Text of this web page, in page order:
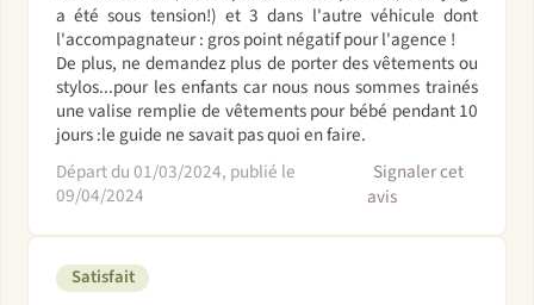
a été sous tension!) et 3 dans l'autre véhicule dont
l'accompagnateur : gros point négatif pour l'agence !
De plus, ne demandez plus de porter des vêtements ou
stylos...pour les enfants car nous nous sommes trainés
une valise remplie de vêtements pour bébé pendant 10
jours :le guide ne savait pas quoi en faire.
Départ du 01/03/2024, publié le
09/04/2024
Signaler cet
avis
Satisfait